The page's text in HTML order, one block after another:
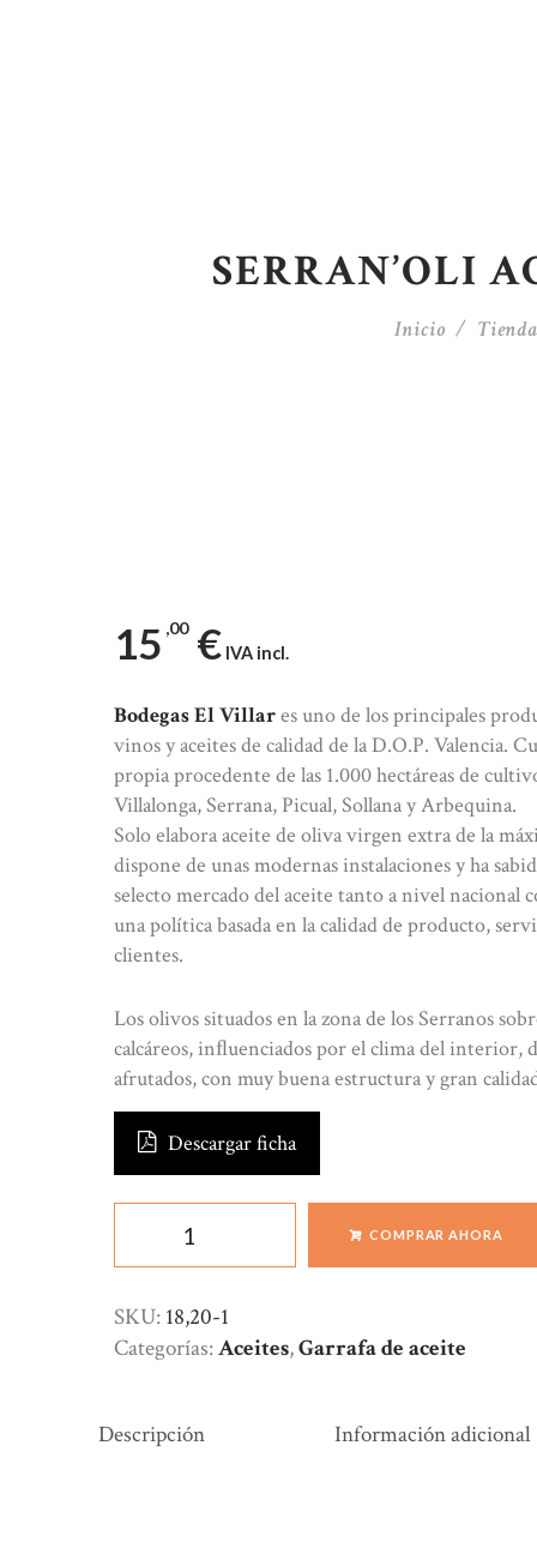
SERRAN’OLI
Inicio
15 00 € IVA incl.
Bodegas El Villares uno de los principales
vinos y aceites de calidad de la D.O.P. Valencia.
propia procedente de las 1.000 hectáreas de
Villalonga, Serrana, Picual, Sollana y Arbequina.
Solo elabora aceite de oliva virgen extra de la
dispone de unas modernas instalaciones y ha
selecto mercado del aceite tanto a nivel nacional
una política basada en la calidad de producto,
clientes.
Los olivos situados en la zona de los Serranos
calcáreos, inﬂuenciados por el clima del interior,
afrutados, con muy buena estructura y gran
Descargar ficha
Oliva
Virgen
cantidad
COMPRAR AHORA
SKU: 18,20-1
Categorías:Aceites,Garrafa de aceite
Descripción Información adicional